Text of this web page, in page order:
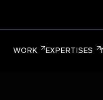
WORK EXPERTISES